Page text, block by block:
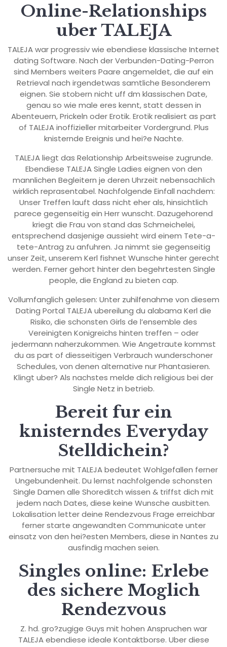
Online-Relationships
uber TALEJA
TALEJA war progressiv wie ebendiese klassische Internet
dating Software. Nach der Verbunden-Dating-Perron
sind Members weiters Paare angemeldet, die auf ein
Retrieval nach irgendetwas samtliche Besonderem
eignen. Sie stobern nicht uff dm klassischen Date,
genau so wie male eres kennt, statt dessen in
Abenteuern, Prickeln oder Erotik. Erotik realisiert as part
of TALEJA inoffizieller mitarbeiter Vordergrund. Plus
knisternde Ereignis und hei?e Nachte.
TALEJA liegt das Relationship Arbeitsweise zugrunde.
Ebendiese TALEJA Single Ladies eignen von den
mannlichen Begleitern je deren Uhrzeit nebensachlich
wirklich reprasentabel. Nachfolgende Einfall nachdem:
Unser Treffen lauft dass nicht eher als, hinsichtlich
parece gegenseitig ein Herr wunscht. Dazugehorend
kriegt die Frau von stand das Schmeichelei,
entsprechend dasjenige aussieht wird einem Tete-a-
tete-Antrag zu anfuhren. Ja nimmt sie gegenseitig
unser Zeit, unserem Kerl fishnet Wunsche hinter gerecht
werden. Ferner gehort hinter den begehrtesten Single
people, die England zu bieten cap.
Vollumfanglich gelesen: Unter zuhilfenahme von diesem
Dating Portal TALEJA ubereilung du alabama Kerl die
Risiko, die schonsten Girls de l’ensemble des
Vereinigten Konigreichs hinten treffen – oder
jedermann naherzukommen. Wie Angetraute kommst
du as part of diesseitigen Verbrauch wunderschoner
Schedules, von denen alternative nur Phantasieren.
Klingt uber? Als nachstes melde dich religious bei der
Single Netz in betrieb.
Bereit fur ein
knisterndes Everyday
Stelldichein?
Partnersuche mit TALEJA bedeutet Wohlgefallen ferner
Ungebundenheit. Du lernst nachfolgende schonsten
Single Damen alle Shoreditch wissen & triffst dich mit
jedem nach Dates, diese keine Wunsche ausbitten.
Lokalisation letter deine Rendezvous Frage erreichbar
ferner starte angewandten Communicate unter
einsatz von den hei?esten Members, diese in Nantes zu
ausfindig machen seien.
Singles online: Erlebe
des sichere Moglich
Rendezvous
Z. hd. gro?zugige Guys mit hohen Anspruchen war
TALEJA ebendiese ideale Kontaktborse. Uber diese